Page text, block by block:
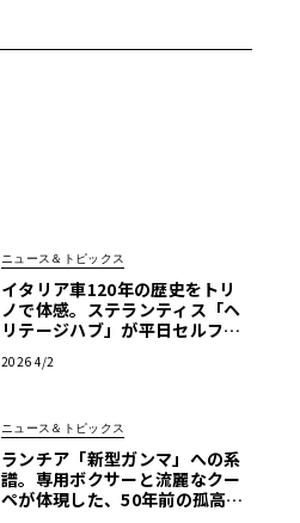
ニュース＆トピックス
イタリア車120年の歴史をトリ
ノで体感。ステランティス「ヘ
リテージハブ」が平日セルフ見
2026 4/2
ニュース＆トピックス
ランチア「新型ガンマ」への系
譜。専用ボクサーと流麗なクー
ペが体現した、50年前の孤高の